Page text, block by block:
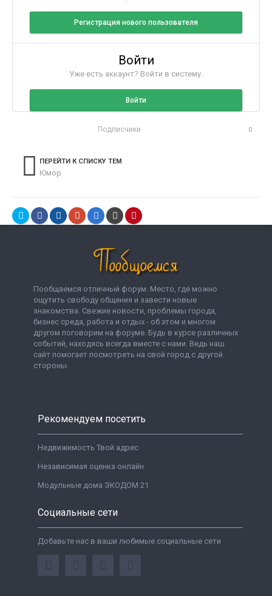
Регистрация нового пользователя
Войти
Уже есть аккаунт? Войти в систему.
Войти
Подписчики 0
ПЕРЕЙТИ К СПИСКУ ТЕМ
Юмор
Пообщаемся отличный форум. Место, где можно
ощутить свободу общения и завести новые
знакомства. Свежие новости, проблемы города,
бизнес среда, работа и отдых - об этом и многом
другом поговорим на форуме. Будь в курсе различных
событий, находясь всегда вместе с нами. Ведь наш
сайт помогает посмотреть на свой город с другой
стороны.
Рекомендуем посетить
Недвижимость Твой адрес
Независимая оценка онлайн
Модульные дома ЭКОДОМ 21
Социальные сети
Добавьте нас в ваши любимые социальные сети